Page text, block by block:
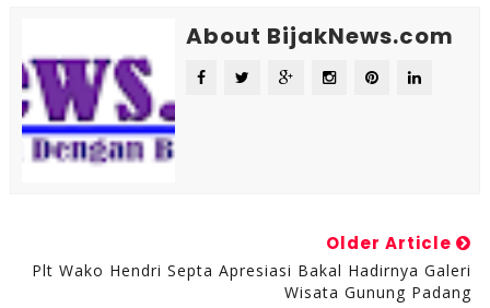
About BijakNews.com
Older Article
Plt Wako Hendri Septa Apresiasi Bakal Hadirnya Galeri
Wisata Gunung Padang